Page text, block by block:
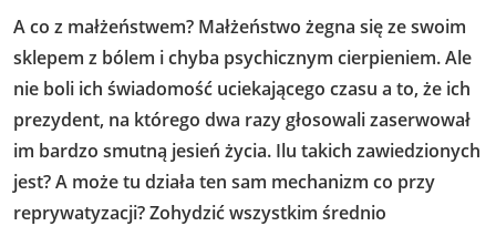
A co z małżeństwem? Małżeństwo żegna się ze swoim
sklepem z bólem i chyba psychicznym cierpieniem. Ale
nie boli ich świadomość uciekającego czasu a to, że ich
prezydent, na którego dwa razy głosowali zaserwował
im bardzo smutną jesień życia. Ilu takich zawiedzionych
jest? A może tu działa ten sam mechanizm co przy
reprywatyzacji? Zohydzić wszystkim średnio